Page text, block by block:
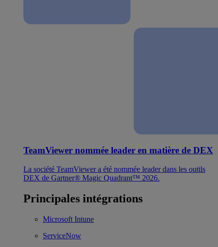
TeamViewer nommée leader en matière de DEX
La société TeamViewer a été nommée leader dans les outils
DEX de Gartner® Magic Quadrant™ 2026.
Principales intégrations
Microsoft Intune
ServiceNow